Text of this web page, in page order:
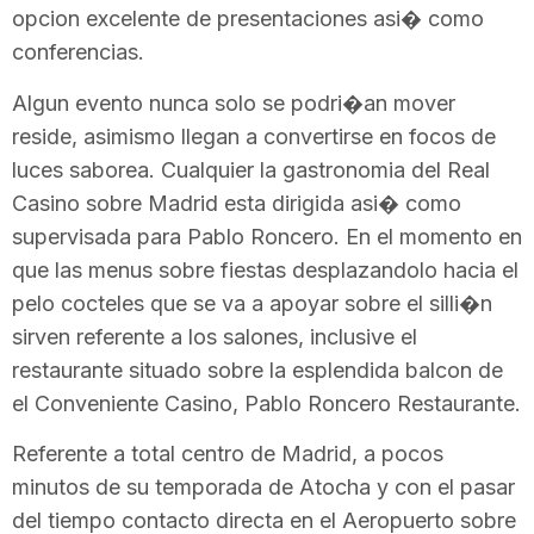
opcion excelente de presentaciones asi� como
conferencias.
Algun evento nunca solo se podri�an mover
reside, asimismo llegan a convertirse en focos de
luces saborea. Cualquier la gastronomia del Real
Casino sobre Madrid esta dirigida asi� como
supervisada para Pablo Roncero. En el momento en
que las menus sobre fiestas desplazandolo hacia el
pelo cocteles que se va a apoyar sobre el silli�n
sirven referente a los salones, inclusive el
restaurante situado sobre la esplendida balcon de
el Conveniente Casino, Pablo Roncero Restaurante.
Referente a total centro de Madrid, a pocos
minutos de su temporada de Atocha y con el pasar
del tiempo contacto directa en el Aeropuerto sobre